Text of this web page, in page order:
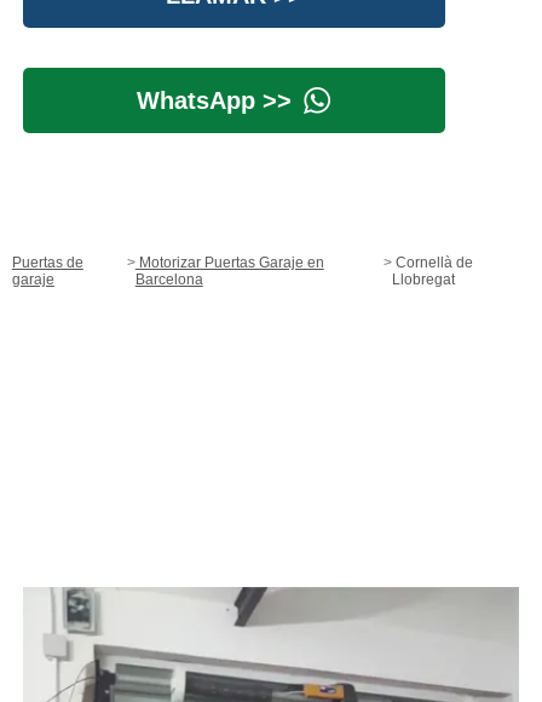
WhatsApp >>
Puertas de
garaje
Motorizar Puertas Garaje en
Barcelona
Cornellà de
Llobregat